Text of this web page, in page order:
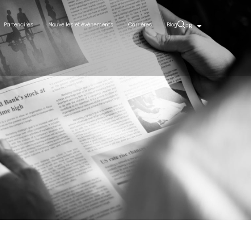
Partenaires Nouvelles et événements Carrières Blog FR